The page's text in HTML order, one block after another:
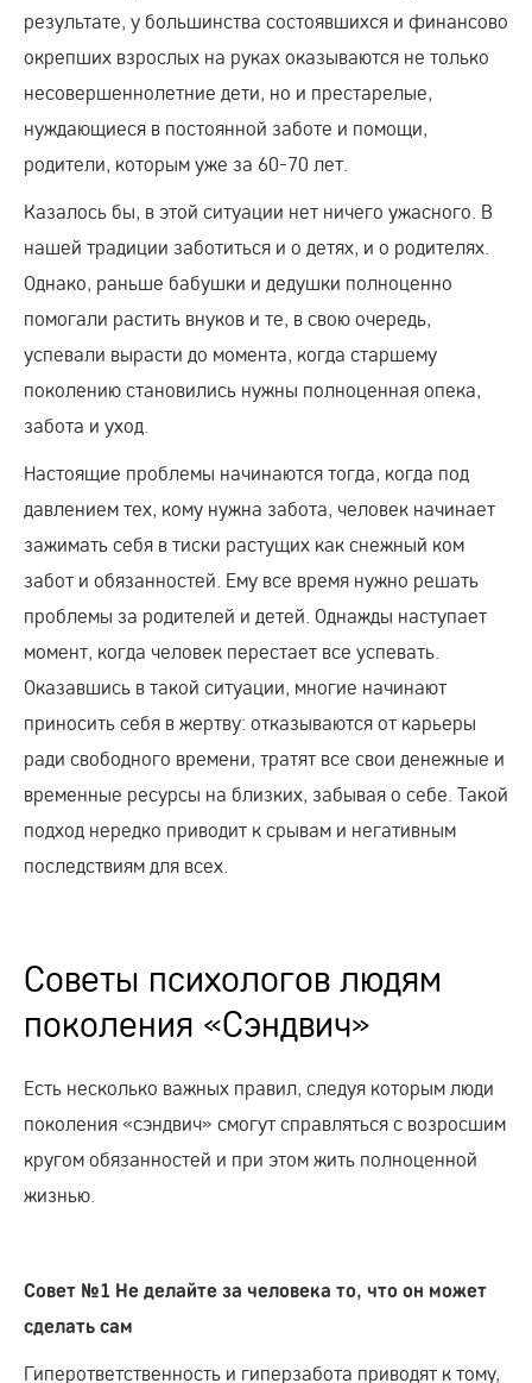
результате, у большинства состоявшихся и финансово
окрепших взрослых на руках оказываются не только
несовершеннолетние дети, но и престарелые,
нуждающиеся в постоянной заботе и помощи,
родители, которым уже за 60-70 лет.
Казалось бы, в этой ситуации нет ничего ужасного. В
нашей традиции заботиться и о детях, и о родителях.
Однако, раньше бабушки и дедушки полноценно
помогали растить внуков и те, в свою очередь,
успевали вырасти до момента, когда старшему
поколению становились нужны полноценная опека,
забота и уход.
Настоящие проблемы начинаются тогда, когда под
давлением тех, кому нужна забота, человек начинает
зажимать себя в тиски растущих как снежный ком
забот и обязанностей. Ему все время нужно решать
проблемы за родителей и детей. Однажды наступает
момент, когда человек перестает все успевать.
Оказавшись в такой ситуации, многие начинают
приносить себя в жертву: отказываются от карьеры
ради свободного времени, тратят все свои денежные и
временные ресурсы на близких, забывая о себе. Такой
подход нередко приводит к срывам и негативным
последствиям для всех.
Советы психологов людям
поколения «Сэндвич»
Есть несколько важных правил, следуя которым люди
поколения «сэндвич» смогут справляться с возросшим
кругом обязанностей и при этом жить полноценной
жизнью.
Совет №1 Не делайте за человека то, что он может
сделать сам
Гиперответственность и гиперзабота приводят к тому,